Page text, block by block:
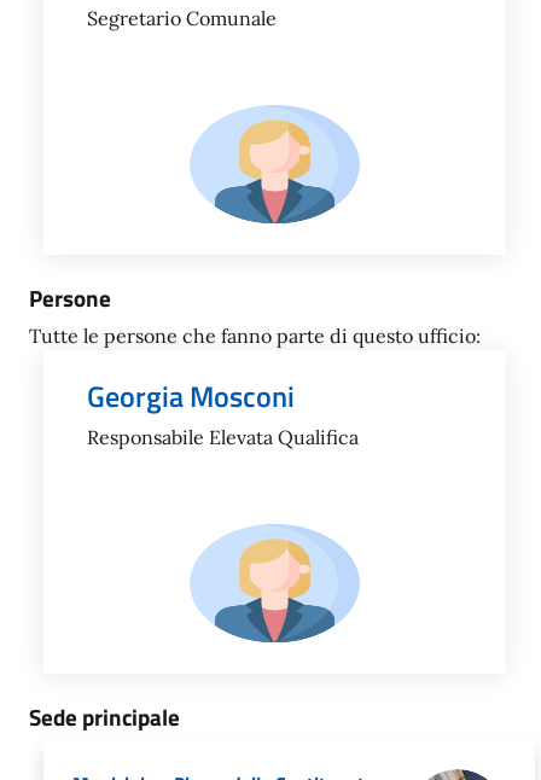
Segretario Comunale
Persone
Tutte le persone che fanno parte di questo ufficio:
Georgia Mosconi
Responsabile Elevata Qualifica
Sede principale